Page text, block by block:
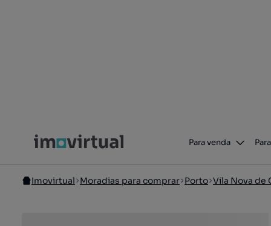
Para venda
Imovirtual Moradias para comprar Porto Vila Nova de